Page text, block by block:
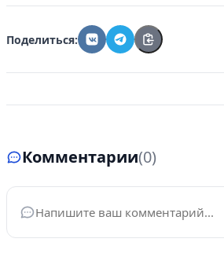
Поделиться:
Комментарии(0)
Ваше имя*